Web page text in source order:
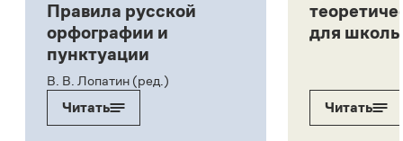
Правила русской
орфографии и
пунктуации
В. В. Лопатин (ред.)
Читать
для
Читать